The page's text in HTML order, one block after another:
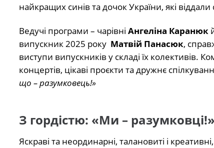
найкращих синів та дочок України, які
Ведучі програми – чарівні Ангеліна Каранюк
випускник 2025 року Матвій Панасюк,
виступи випускників у складі їх колективів.
концертів, цікаві проєкти та дружнє
що – разумковець!»
З гордістю: «Ми – разумковці!»
Яскраві та неординарні, талановиті і